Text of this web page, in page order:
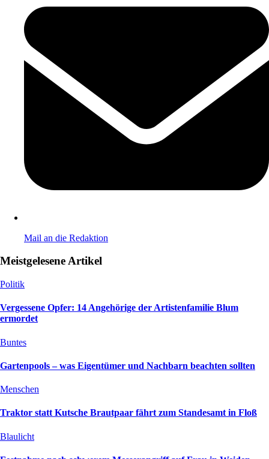
Mail an die Redaktion
Meistgelesene Artikel
Politik
Vergessene Opfer: 14 Angehörige der Artistenfamilie Blum
ermordet
Buntes
Gartenpools – was Eigentümer und Nachbarn beachten sollten
Menschen
Traktor statt Kutsche Brautpaar fährt zum Standesamt in Floß
Blaulicht